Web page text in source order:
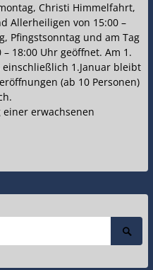
Christi Himmelfahrt,
Allerheiligen von 15:00 –
Pfingstsonntag und am Tag
18:00 Uhr geöffnet. Am 1.
1.Januar bleibt
(ab 10 Personen)
erwachsenen